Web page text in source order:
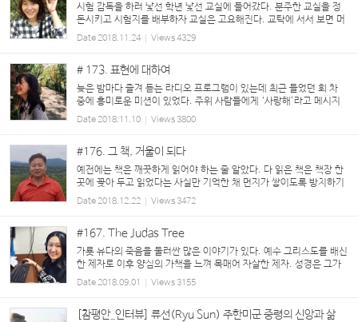
시험 감독을 하러 낯선 학년 낯선 교실에 들어갔다. 분주한 교실을 정
돈시키고 시험지를 배부하자 교실은 고요해진다. 교탁에 서서 보면 머
리 숙인 까만 머리통들만 보인다. 돌이 굴러 가는지, 머리를 굴리는 건
지는 모르겠지만 초반 몇 분은 집중된 ...
Date2018.11.24 Views4329
# 173. 표현에 대하여
늦은 밤마다 즐겨 듣는 라디오 프로그램이 있는데 최근 들었던 회 차
중에 흥미로운 미션이 있었다. 주위 사람들에게 ‘사랑해’라고 메시지
를 보내는 미션이었다. 의외로 우리는 가까운 주변 사람에게조차 ‘사랑
해’라는 말을 하지 못한다는 점에서 시작된 미션...
Date2018.11.10 Views3800
#176. 그 책, 거울이 되다
예전에는 책은 깨끗하게 읽어야 하는 줄 알았다. 다 읽은 책은 책장 한
곳에 꽂아 두고 읽었다는 사실만 기억한 채 먼지가 쌓이도록 방치하기
십상이다. 그런데 책은 그렇게 기억하는 게 아니었다. 모름지기 책이라
면 구석구석 읽는 이의 손때가 묻고 손길...
Date2018.12.22 Views3472
#167. The Judas Tree
가룟 유다의 죽음을 둘러싼 많은 이야기가 있다. 예수 그리스도를 배신
한 제자로 이후 양심의 가책을 느껴 목매어 자살한 제자. 성경은 그가
스스로 목을 매고 몸이 곤두박질하여 창자가 터져 죽었다고 기록하고
있다. 일반적으로 알려지길 유다가 나무에 목...
Date2018.09.01 Views3155
[참평안_인터뷰] 류선(Ryu Sun) 주한미군 중령의 신앙과 삶